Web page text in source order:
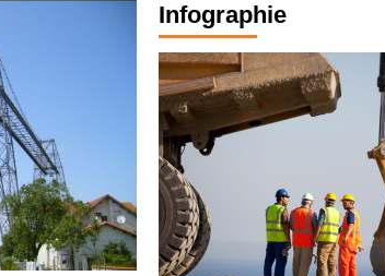
Infographie